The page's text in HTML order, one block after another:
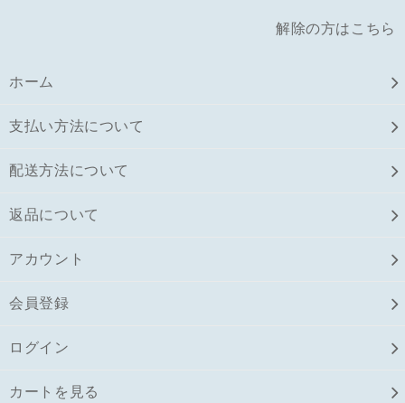
解除の方はこちら
ホーム
支払い方法について
配送方法について
返品について
アカウント
会員登録
ログイン
カートを見る